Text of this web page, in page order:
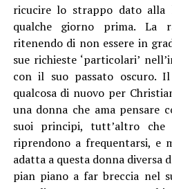
ricucire lo strappo dato alla
qualche giorno prima. La
ritenendo di non essere in
sue richieste ‘particolari’
con il suo passato oscuro.
qualcosa di nuovo per
una donna che ama pensare
suoi principi, tutt’altro che
riprendono a frequentarsi, e
adatta a questa donna diversa
pian piano a far breccia nel